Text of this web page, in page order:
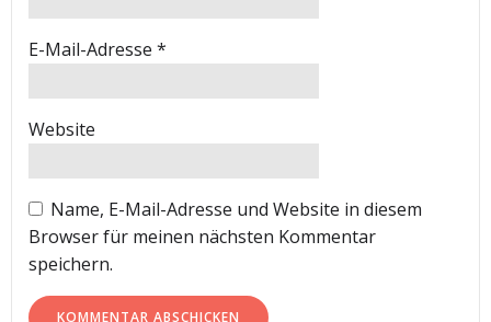
E-Mail-Adresse *
Website
Name, E-Mail-Adresse und Website in diesem
Browser für meinen nächsten Kommentar
speichern.